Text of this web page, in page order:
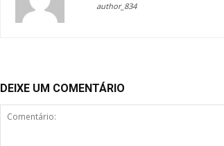
author_834
DEIXE UM COMENTÁRIO